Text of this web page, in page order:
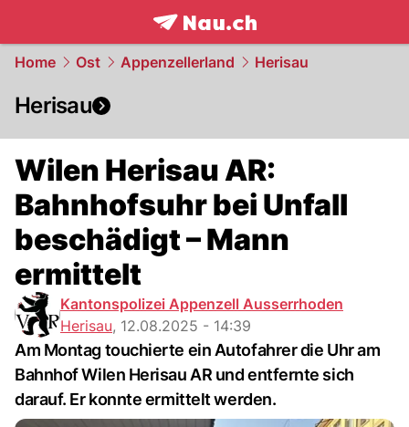
frontpage.NAU.ch
Home Ost Appenzellerland Herisau
Herisau
Wilen Herisau AR:
Bahnhofsuhr bei Unfall
beschädigt – Mann
ermittelt
Kantonspolizei Appenzell Ausserrhoden
Herisau, 12.08.2025 - 14:39
Am Montag touchierte ein Autofahrer die Uhr am
Bahnhof Wilen Herisau AR und entfernte sich
darauf. Er konnte ermittelt werden.